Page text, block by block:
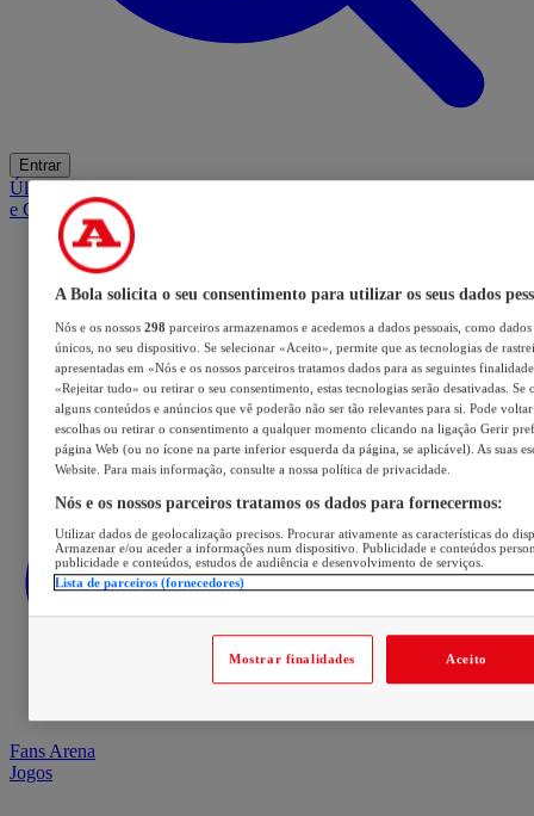
Entrar
ÚltimasMercadoOpiniãoiGaming HubA BOLA SUGEREBarba
e Cabelo
Fans Arena
Jogos
A Bola solicita o seu consentimento para utilizar os seus dados
Nós e os nossos 298 parceiros armazenamos e acedemos a dados pessoais, como
únicos, no seu dispositivo. Se selecionar «Aceito», permite que as tecnologias de
apresentadas em «Nós e os nossos parceiros tratamos dados para as seguintes
«Rejeitar tudo» ou retirar o seu consentimento, estas tecnologias serão desativadas. Se
alguns conteúdos e anúncios que vê poderão não ser tão relevantes para si. Pode voltar
escolhas ou retirar o consentimento a qualquer momento clicando na ligação Gerir
página Web (ou no ícone na parte inferior esquerda da página, se aplicável). As suas
Website. Para mais informação, consulte a nossa política de privacidade.
Nós e os nossos parceiros tratamos os dados para fornecermos:
Utilizar dados de geolocalização precisos. Procurar ativamente as características do
Armazenar e/ou aceder a informações num dispositivo. Publicidade e conteúdos
publicidade e conteúdos, estudos de audiência e desenvolvimento de serviços.
Lista de parceiros (fornecedores)
Mostrar finalidades Aceito